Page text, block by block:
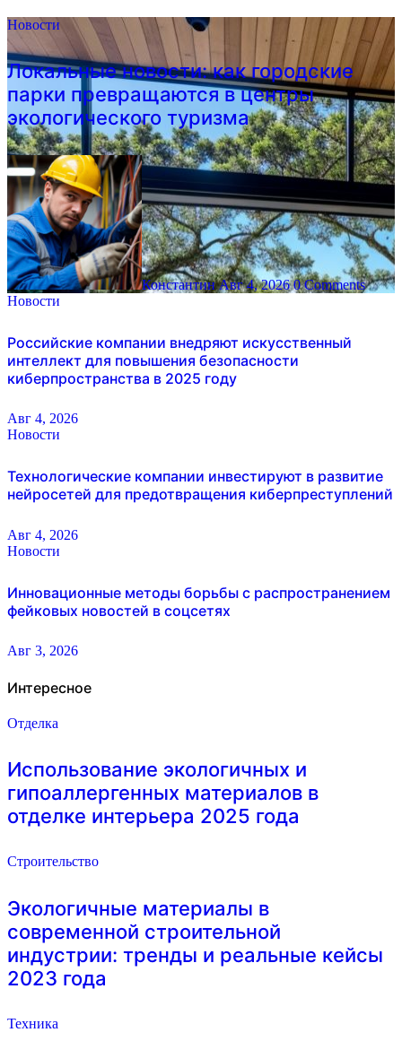
Новости
Локальные новости: как городские
парки превращаются в центры
экологического туризма
КонстантинАвг 4, 2026 0 Comments
Новости
Российские компании внедряют искусственный
интеллект для повышения безопасности
киберпространства в 2025 году
Авг 4, 2026
Новости
Технологические компании инвестируют в развитие
нейросетей для предотвращения киберпреступлений
Авг 4, 2026
Новости
Инновационные методы борьбы с распространением
фейковых новостей в соцсетях
Авг 3, 2026
Интересное
Отделка
Использование экологичных и
гипоаллергенных материалов в
отделке интерьера 2025 года
Строительство
Экологичные материалы в
современной строительной
индустрии: тренды и реальные кейсы
2023 года
Техника